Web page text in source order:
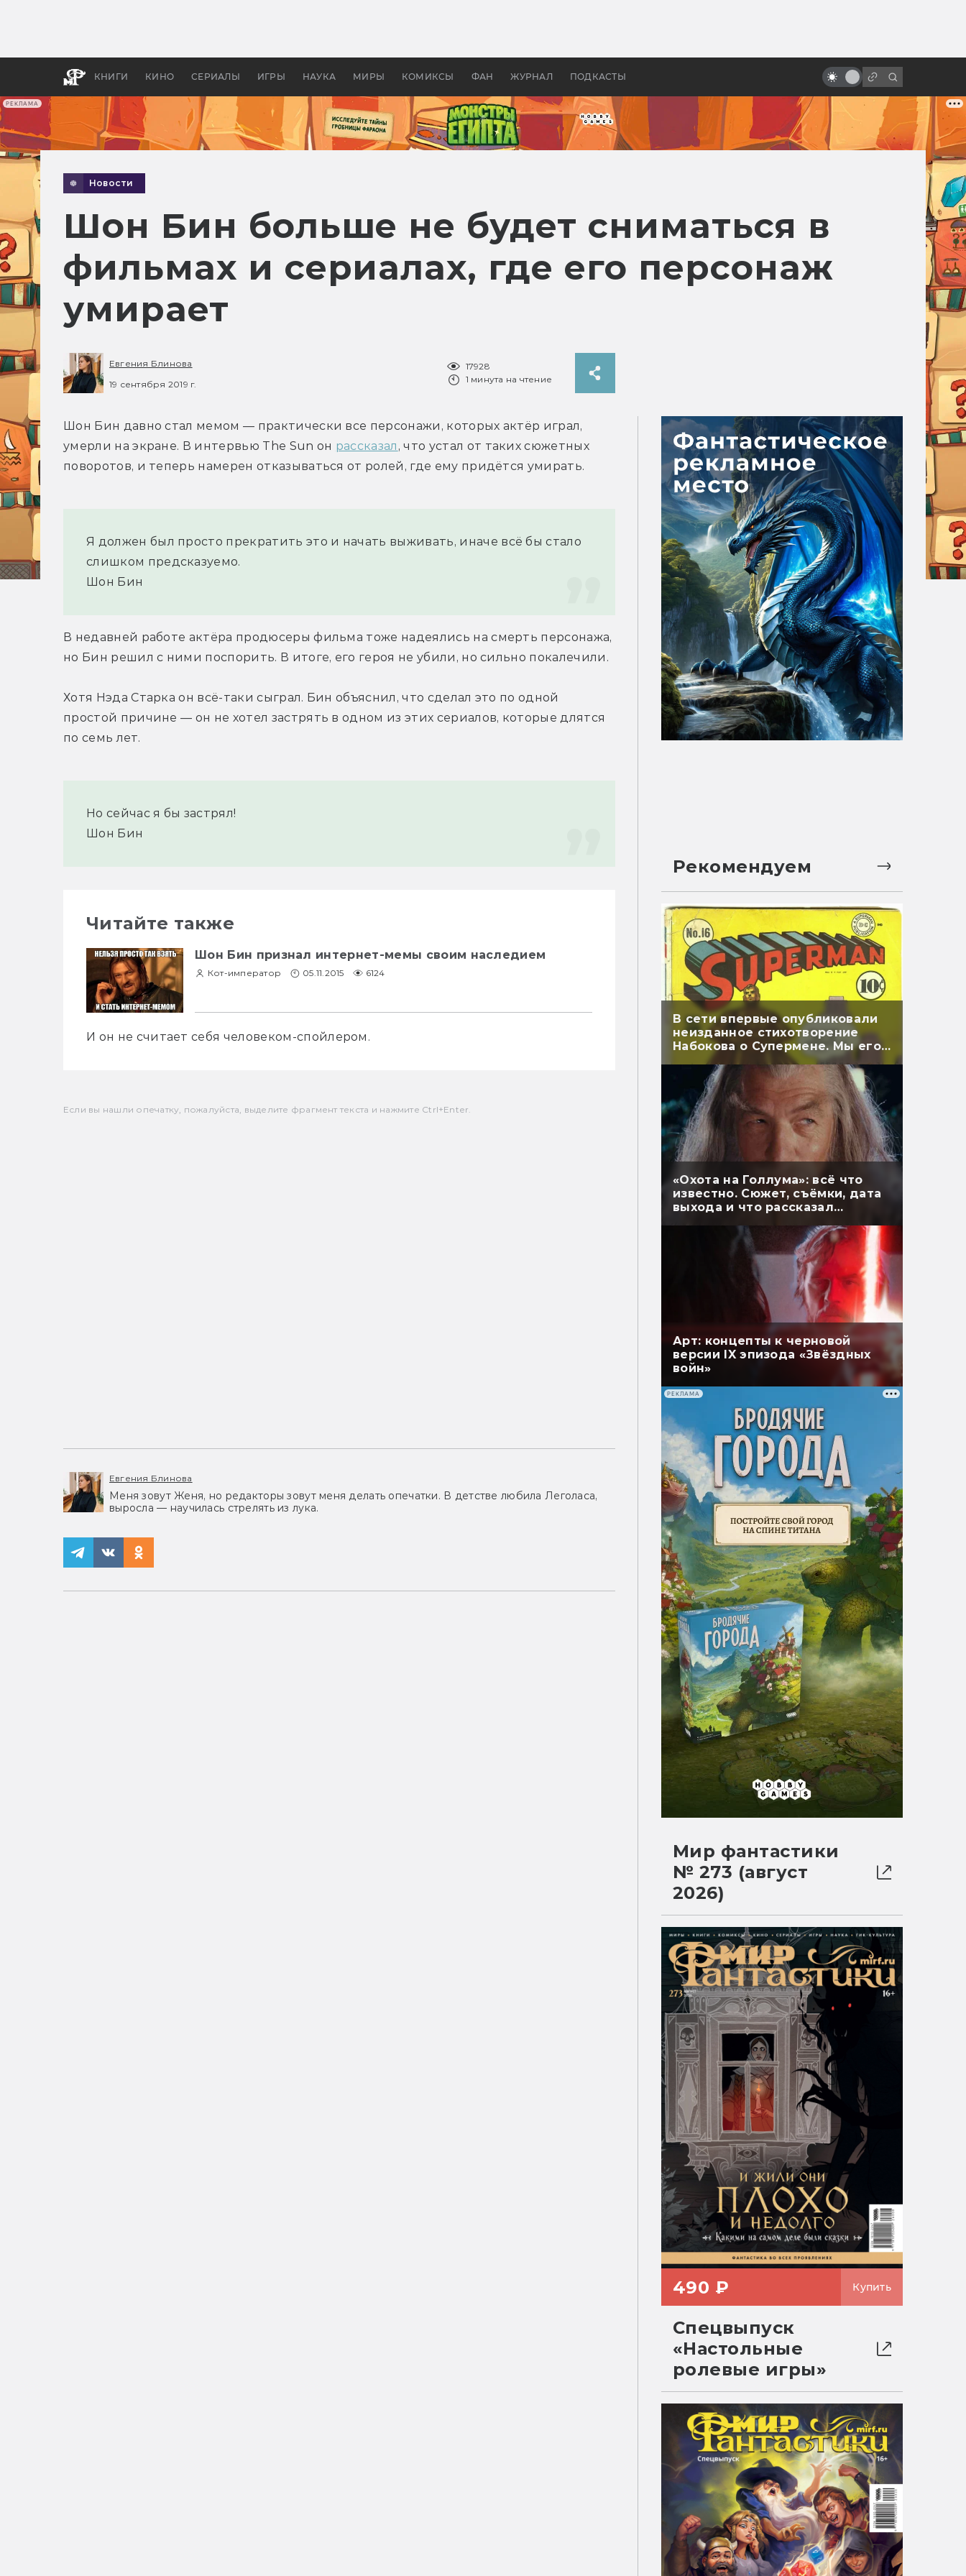
РЕКЛАМА
КНИГИ КИНО СЕРИАЛЫ ИГРЫ НАУКА МИРЫ КОМИКСЫ ФАН ЖУРНАЛ ПОДКАСТЫ
бы «Властелина колец»
Древней Грецией
Судный день»
Новости
Шон Бин больше не будет сниматься в
фильмах и сериалах, где его персонаж
умирает
Евгения Блинова
19 сентября 2019 г.
17928
1 минута на чтение
Шон Бин давно стал мемом — практически все персонажи, которых актёр играл,
умерли на экране. В интервью The Sun он рассказал , что устал от таких сюжетных
поворотов, и теперь намерен отказываться от ролей, где ему придётся умирать.
Я должен был просто прекратить это и начать выживать, иначе всё бы стало
слишком предсказуемо.
Шон Бин
В недавней работе актёра продюсеры фильма тоже надеялись на смерть персонажа,
но Бин решил с ними поспорить. В итоге, его героя не убили, но сильно покалечили.
Хотя Нэда Старка он всё-таки сыграл. Бин объяснил, что сделал это по одной
простой причине — он не хотел застрять в одном из этих сериалов, которые длятся
по семь лет.
Но сейчас я бы застрял!
Шон Бин
Читайте также
Шон Бин признал интернет-мемы своим наследием
Кот-император 05.11.2015 6124
И он не считает себя человеком-спойлером.
Если вы нашли опечатку, пожалуйста, выделите фрагмент текста и нажмите Ctrl+Enter.
Евгения Блинова
Меня зовут Женя, но редакторы зовут меня делать опечатки. В детстве любила Леголаса,
выросла — научилась стрелять из лука.
Рекомендуем
В сети впервые опубликовали
неизданное стихотворение
Набокова о Супермене. Мы его
перевели
«Охота на Голлума»: всё что
известно. Сюжет, съёмки, дата
выхода и что рассказал
Арт: концепты к черновой
версии IX эпизода «Звёздных
войн»
РЕКЛАМА
Мир фантастики
№ 273 (август
2026)
490 ₽ Купить
Спецвыпуск
«Настольные
ролевые игры»